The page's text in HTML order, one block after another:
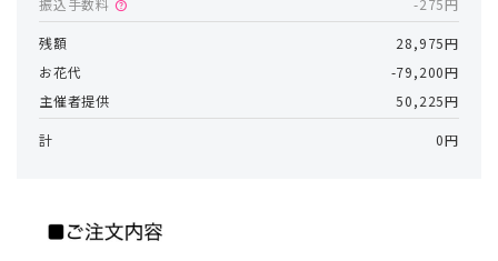
help
残額
28,975円
お花代
-79,200円
主催者提供
50,225円
計 0円